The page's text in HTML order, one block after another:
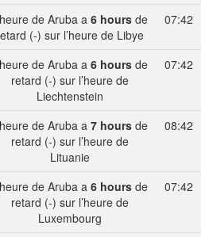
de Aruba a 6 hours de
(-) sur l’heure de Libye
07:42
de Aruba a 6 hours de
retard (-) sur l’heure de
Liechtenstein
07:42
de Aruba a 7 hours de
retard (-) sur l’heure de
Lituanie
08:42
de Aruba a 6 hours de
retard (-) sur l’heure de
Luxembourg
07:42